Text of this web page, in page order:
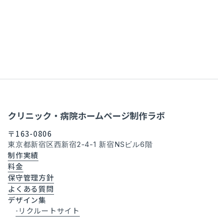
クリニック・病院ホームページ制作ラボ
〒163-0806
東京都新宿区西新宿2-4-1 新宿NSビル6階
制作実績
料金
保守管理方針
よくある質問
デザイン集
- リクルートサイト